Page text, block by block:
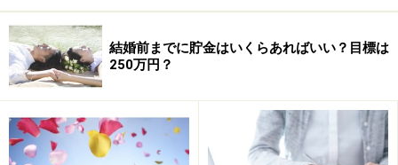
結婚前までに貯金はいくらあればいい？目標は
250万円？